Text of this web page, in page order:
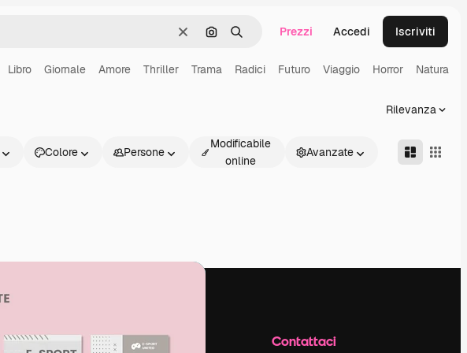
CancellaCerca per immagine
Ricerca Prezzi Accedi Iscriviti
Libro Giornale Amore Thriller Trama Radici Futuro Viaggio Horror Natura
Rilevanza
Colore Persone
Modificabile
online
Avanzate
Inizia Azienda Contattaci